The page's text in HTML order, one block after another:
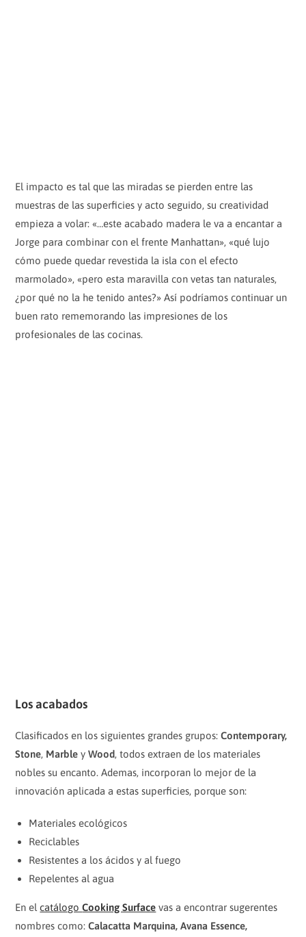
El impacto es tal que las miradas se pierden entre las
muestras de las superficies y acto seguido, su creatividad
empieza a volar: «…este acabado madera le va a encantar a
Jorge para combinar con el frente Manhattan», «qué lujo
cómo puede quedar revestida la isla con el efecto
marmolado», «pero esta maravilla con vetas tan naturales,
¿por qué no la he tenido antes?» Así podríamos continuar un
buen rato rememorando las impresiones de los
profesionales de las cocinas.
Los acabados
Clasificados en los siguientes grandes grupos:Contemporary,
Stone, Marble yWood, todos extraen de los materiales
nobles su encanto. Ademas, incorporan lo mejor de la
innovación aplicada a estas superficies, porque son:
Materiales ecológicos
Reciclables
Resistentes a los ácidos y al fuego
Repelentes al agua
En elcatálogoCooking Surface vas a encontrar sugerentes
nombres como:Calacatta Marquina, Avana Essence,